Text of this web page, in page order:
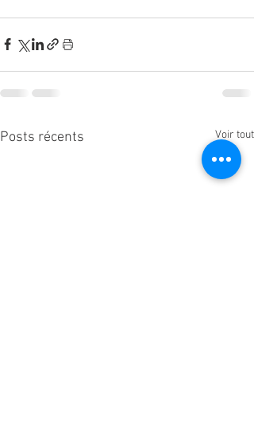
Posts récents Voir tout